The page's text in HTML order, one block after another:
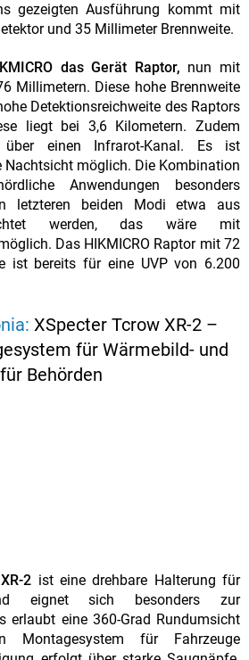
gezeigten Ausführung kommt mit
und 35 Millimeter Brennweite.
das Gerät Raptor, nun mit
Millimetern. Diese hohe Brennweite
Detektionsreichweite des Raptors
liegt bei 3,6 Kilometern. Zudem
einen Infrarot-Kanal. Es ist
Nachtsicht möglich. Die Kombination
Anwendungen besonders
letzteren beiden Modi etwa aus
werden, das wäre mit
Das HIKMICRO Raptor mit 72
ist bereits für eine UVP von 6.200
XSpecter Tcrow XR-2 –
für Wärmebild- und
Behörden
2 ist eine drehbare Halterung für
eignet sich besonders zur
erlaubt eine 360-Grad Rundumsicht
für Fahrzeuge